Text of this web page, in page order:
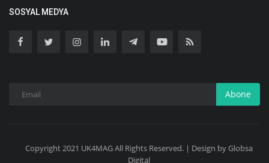
SOSYAL MEDYA
Abone
Copyright 2021 UK4MAG All Rights Reserved. | Design by Globsa
Digital